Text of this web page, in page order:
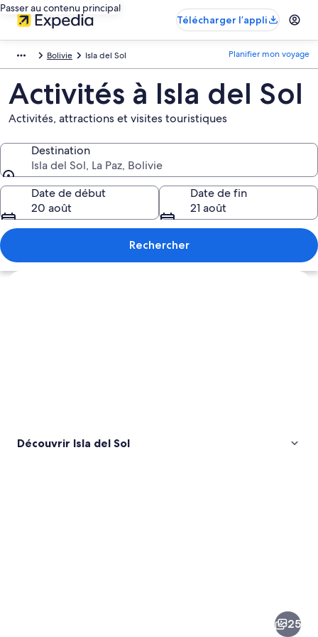
Passer au contenu principal
Télécharger l’appli
Bolivie Isla del Sol Planifier mon voyage
Activités à Isla del Sol
Activités, attractions et visites touristiques
Destination
Isla del Sol, La Paz, Bolivie
Destination
Date de début
20 août
Date de fin
21 août
Rechercher
Explorer la carte
Découvrir Isla del Sol
25